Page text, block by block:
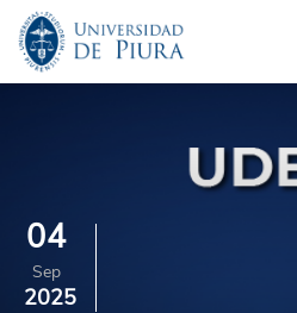
04
Sep
2025